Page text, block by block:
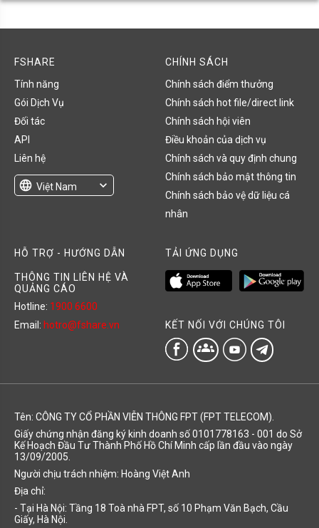
FSHARE
Tính năng
Gói Dịch Vụ
Đối tác
API
Liên hệ
language Việt Nam
expand_more
CHÍNH SÁCH
Chính sách điểm thưởng
Chính sách hot file/direct link
Chính sách hội viên
Điều khoản của dịch vụ
Chính sách và quy định chung
Chính sách bảo mật thông tin
Chính sách bảo vệ dữ liệu cá
nhân
HỖ TRỢ - HƯỚNG DẪN
THÔNG TIN LIÊN HỆ VÀ
QUẢNG CÁO
Hotline: 1900 6600
Email: hotro@fshare.vn
TẢI ỨNG DỤNG
KẾT NỐI VỚI CHÚNG TÔI
groups
Tên: CÔNG TY CỔ PHẦN VIỄN THÔNG FPT (FPT TELECOM).
Giấy chứng nhận đăng ký kinh doanh số 0101778163 - 001 do Sở
Kế Hoạch Đầu Tư Thành Phố Hồ Chí Minh cấp lần đầu vào ngày
13/09/2005.
Người chịu trách nhiệm: Hoàng Việt Anh
Địa chỉ:
- Tại Hà Nội: Tầng 18 Toà nhà FPT, số 10 Phạm Văn Bạch, Cầu
Giấy, Hà Nội.